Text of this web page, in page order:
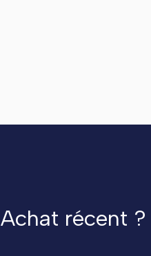
Achat récent ?